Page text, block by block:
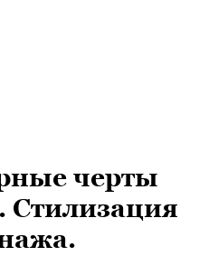
черты
Стилизация